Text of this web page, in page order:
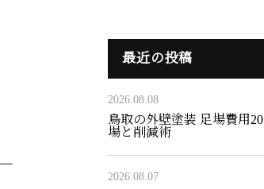
最近の投稿
2026.08.08
鳥取の外壁塗装 足場費用
場と削減術
2026.08.07